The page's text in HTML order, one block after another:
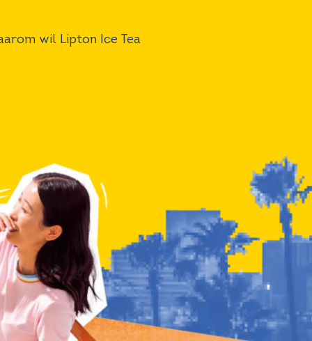
wil Lipton Ice Tea